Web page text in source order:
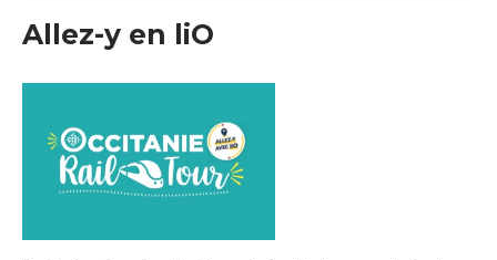
Allez-y en liO